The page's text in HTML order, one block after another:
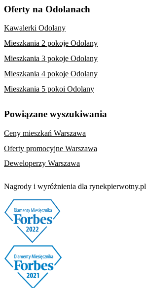
Oferty na Odolanach
Kawalerki Odolany
Mieszkania 2 pokoje Odolany
Mieszkania 3 pokoje Odolany
Mieszkania 4 pokoje Odolany
Mieszkania 5 pokoi Odolany
Powiązane wyszukiwania
Ceny mieszkań Warszawa
Oferty promocyjne Warszawa
Deweloperzy Warszawa
Nagrody i wyróżnienia dla rynekpierwotny.pl